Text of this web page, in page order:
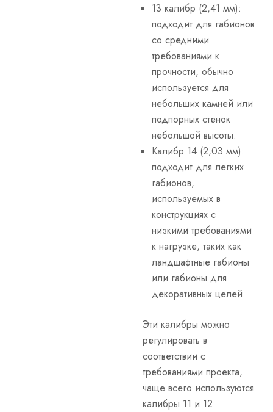
13 калибр (2,41 мм):
подходит для габионов
со средними
требованиями к
прочности, обычно
используется для
небольших камней или
подпорных стенок
небольшой высоты.
Калибр 14 (2,03 мм):
подходит для легких
габионов,
используемых в
конструкциях с
низкими требованиями
к нагрузке, таких как
ландшафтные габионы
или габионы для
декоративных целей.
Эти калибры можно
регулировать в
соответствии с
требованиями проекта,
чаще всего используются
калибры 11 и 12.